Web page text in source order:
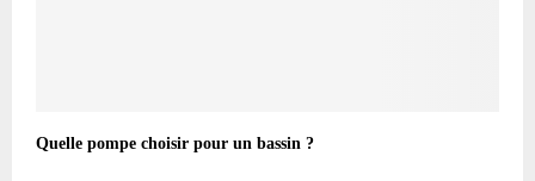
Quelle pompe choisir pour un bassin ?